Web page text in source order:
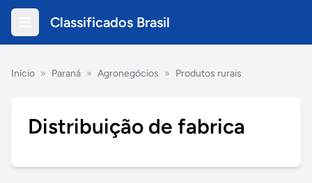
Classificados Brasil
Início » Paraná » Agronegócios » Produtos rurais
Distribuição de fabrica